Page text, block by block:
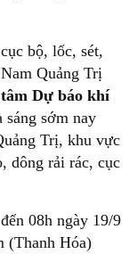
bộ, lốc, sét,
Quảng Trị
Dự báo khí
sáng sớm nay
Trị, khu vực
dông rải rác, cục
08h ngày 19/9
(Thanh Hóa)